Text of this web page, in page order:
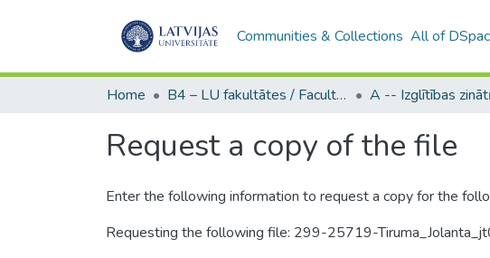
Communities & Collections All of
Home B4 – LU fakultātes / Faculties of the UL
Request a copy of the file
Enter the following information to request a copy for the
Requesting the following file: 299-25719-